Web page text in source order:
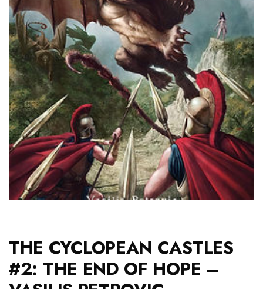
THE CYCLOPEAN CASTLES
#2: THE END OF HOPE –